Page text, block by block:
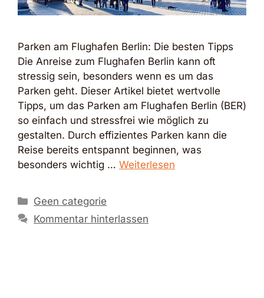
Parken am Flughafen Berlin: Die besten Tipps
Die Anreise zum Flughafen Berlin kann oft
stressig sein, besonders wenn es um das
Parken geht. Dieser Artikel bietet wertvolle
Tipps, um das Parken am Flughafen Berlin (BER)
so einfach und stressfrei wie möglich zu
gestalten. Durch effizientes Parken kann die
Reise bereits entspannt beginnen, was
besonders wichtig … Weiterlesen
Kategorien
Geen categorie
Kommentar hinterlassen